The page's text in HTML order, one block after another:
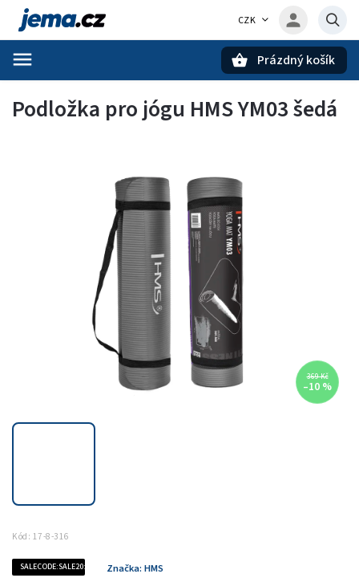
CZK
Prázdný košík
Podložka pro jógu HMS YM03 šedá
369 Kč
–10 %
Kód: 17-8-316
SALECODE:SALE20:20:% Značka: HMS